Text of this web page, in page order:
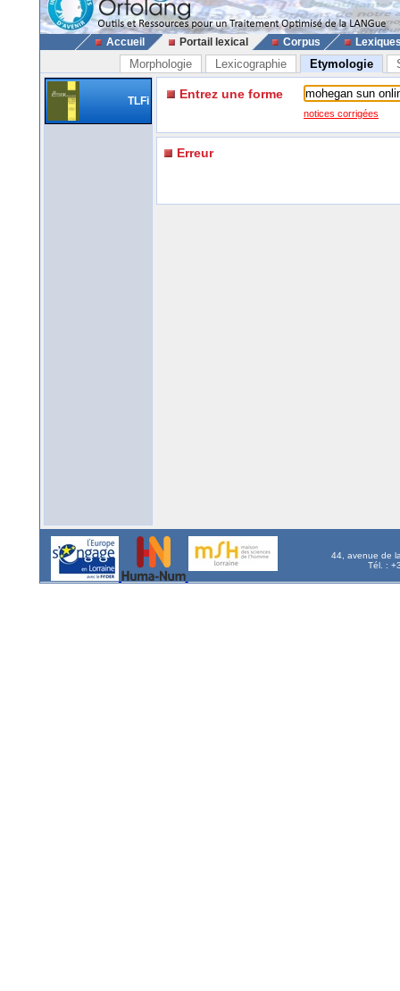
Accueil Portail lexical Corpus
Morphologie Lexicographie Etymologie
TLFi Entrez une forme
notices corrigées
Erreur
44, avenue de
Tél. :